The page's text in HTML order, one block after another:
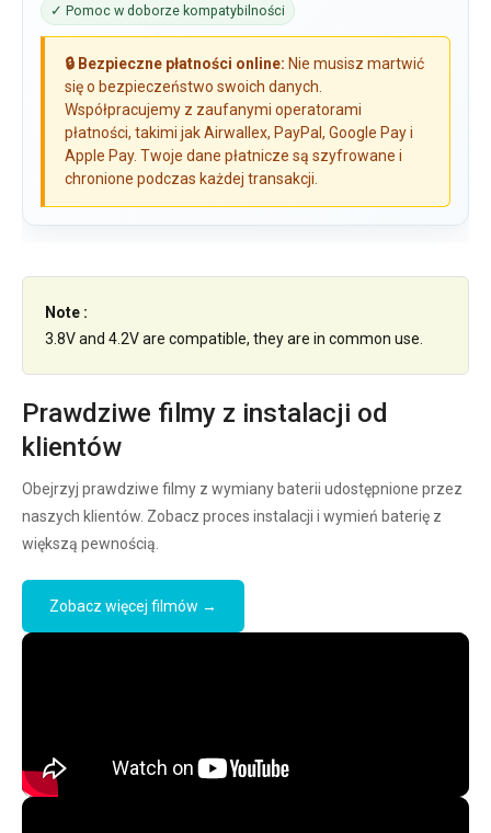
✓ Pomoc w doborze kompatybilności
🔒 Bezpieczne płatności online: Nie musisz martwić
się o bezpieczeństwo swoich danych.
Współpracujemy z zaufanymi operatorami
płatności, takimi jak Airwallex, PayPal, Google Pay i
Apple Pay. Twoje dane płatnicze są szyfrowane i
chronione podczas każdej transakcji.
Note :
3.8V and 4.2V are compatible, they are in common use.
Prawdziwe filmy z instalacji od
klientów
Obejrzyj prawdziwe filmy z wymiany baterii udostępnione przez
naszych klientów. Zobacz proces instalacji i wymień baterię z
większą pewnością.
Zobacz więcej filmów →